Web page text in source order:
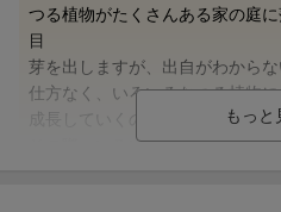
一言でつる植物といっても、巻き
り、それぞれの植物はそれぞれの
ってみんないい伸び方です。
でも共通しているのは、ひとりで
植物はまわりにつかまり、まわり
つる植物がたくさんある家の庭に
目
芽を出しますが、出自がわからな
仕方なく、いろいろなつる植物に
その際、いろいろなつる植物と